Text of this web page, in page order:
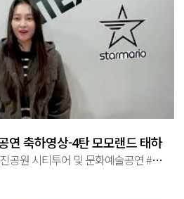
연 축하영상-4탄 모모랜드 태하
연 #전라북도 #전주시 #대표관광지 #덕진공원 #시티투어 #문화예술공연 ...